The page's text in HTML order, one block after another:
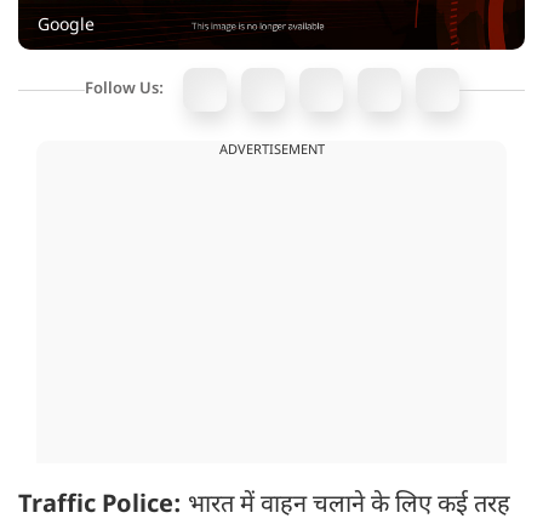
Google
Follow Us:
ADVERTISEMENT
Traffic Police: भारत में वाहन चलाने के लिए कई तरह